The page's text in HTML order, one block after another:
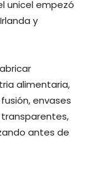
unicel empezó
y
alimentaria,
envases
antes de